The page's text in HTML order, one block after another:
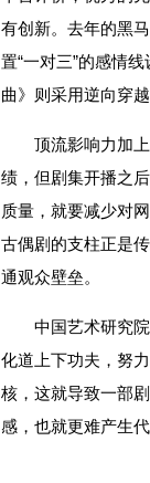
有创新。去年的黑
置“一对三”的感情
曲》则采用逆向穿越
顶流影响力加
绩，但剧集开播之
质量，就要减少对
古偶剧的支柱正是
通观众壁垒。
中国艺术研究
化道上下功夫，努
核，这就导致一部
感，也就更难产生代